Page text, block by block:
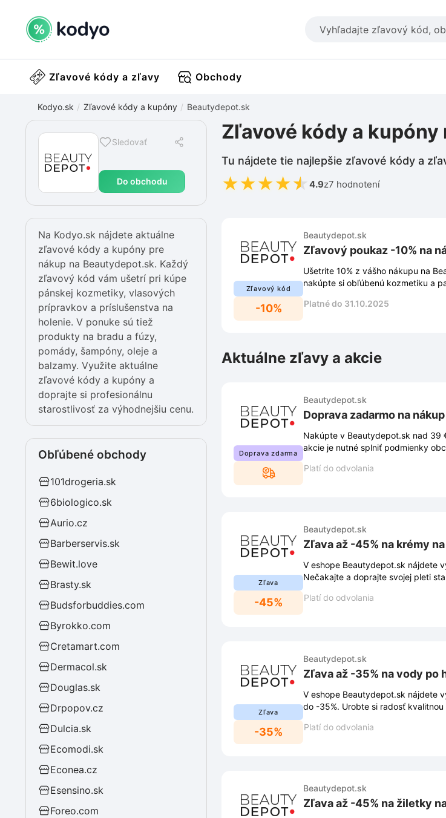
Zľavové kódy a zľavy Obchody
Kodyo.sk Zľavové kódy a kupóny Beautydepot.sk
Sledovať
Do obchodu
Zľavové kódy a
Tu nájdete tie najlepšie zľavové kódy a
★★★★★ 4.9z7 hodnotení
Na Kodyo.sk nájdete aktuálne
zľavové kódy a kupóny pre
nákup na Beautydepot.sk. Každý
zľavový kód vám ušetrí pri kúpe
pánskej kozmetiky, vlasových
prípravkov a príslušenstva na
holenie. V ponuke sú tiež
produkty na bradu a fúzy,
pomády, šampóny, oleje a
balzamy. Využite aktuálne
zľavové kódy a kupóny a
doprajte si profesionálnu
starostlivosť za výhodnejšiu cenu.
Obľúbené obchody
101drogeria.sk
6biologico.sk
Aurio.cz
Barberservis.sk
Bewit.love
Brasty.sk
Budsforbuddies.com
Byrokko.com
Cretamart.com
Dermacol.sk
Douglas.sk
Drpopov.cz
Dulcia.sk
Ecomodi.sk
Econea.cz
Esensino.sk
Foreo.com
Zľavový kód
-10%
Beautydepot.sk
Zľavový poukaz -10% na
Ušetrite 10% z vášho nákupu na
nakúpte si obľúbenú kozmetiku a
Platné do 31.10.2025
Aktuálne zľavy a akcie
Doprava zdarma
Beautydepot.sk
Doprava zadarmo na
Nakúpte v Beautydepot.sk nad 39
akcie je nutné splniť podmienky
Platí do odvolania
Zľava
-45%
Beautydepot.sk
Zľava až -45% na krémy
V eshope Beautydepot.sk nájdete
Nečakajte a doprajte svojej pleti
Platí do odvolania
Zľava
-35%
Beautydepot.sk
Zľava až -35% na vody po
V eshope Beautydepot.sk nájdete
do -35%. Urobte si radosť
Platí do odvolania
Beautydepot.sk
Zľava až -45% na žiletky